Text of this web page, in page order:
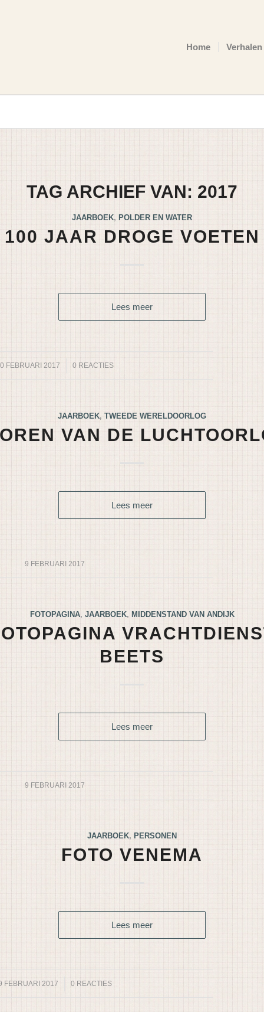
Home Verhalen
TAG ARCHIEF VAN: 2017
JAARBOEK, POLDER EN WATER
100 JAAR DROGE VOETEN
Lees meer
FEBRUARI 2017
/ 0 REACTIES
JAARBOEK, TWEEDE WERELDOORLOG
VAN DE
Lees meer
9 FEBRUARI 2017
FOTOPAGINA, JAARBOEK, MIDDENSTAND VAN ANDIJK
BEETS
Lees meer
9 FEBRUARI 2017
JAARBOEK, PERSONEN
FOTO VENEMA
Lees meer
FEBRUARI 2017
/ 0 REACTIES